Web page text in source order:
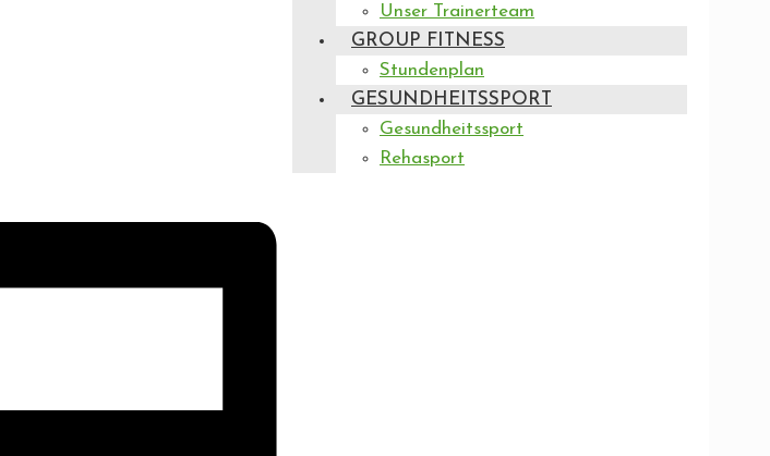
Unser Trainerteam
GROUP FITNESS
Stundenplan
GESUNDHEITSSPORT
Gesundheitssport
Rehasport